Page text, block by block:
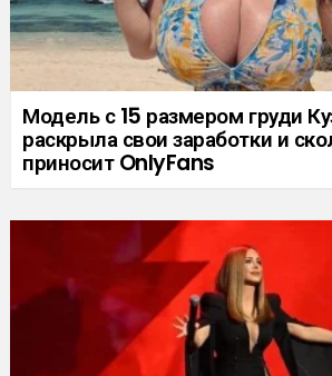
Модель с 15 размером груди
раскрыла свои заработки и
приносит OnlyFans